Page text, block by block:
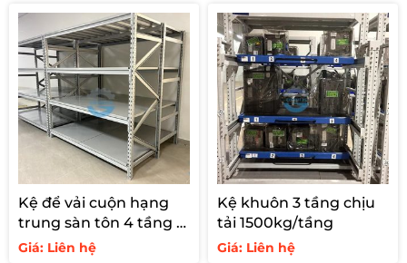
Kệ để vải cuộn hạng
trung sàn tôn 4 tầng –
tải 700kg
Giá: Liên hệ
Kệ khuôn 3 tầng chịu
tải 1500kg/tầng
Giá: Liên hệ